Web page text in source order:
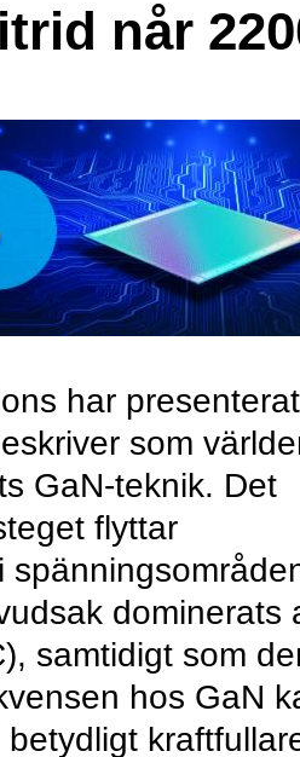
når
har presenterat
som
GaN-teknik. Det
flyttar
dominerats
samtidigt som
hos GaN